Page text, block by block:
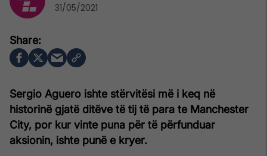
Sergio Aguero ishte stërvitësi më i keq në
historinë gjatë ditëve të tij të para te Manchester
City, por kur vinte puna për të përfunduar
aksionin, ishte punë e kryer.
31/05/2021